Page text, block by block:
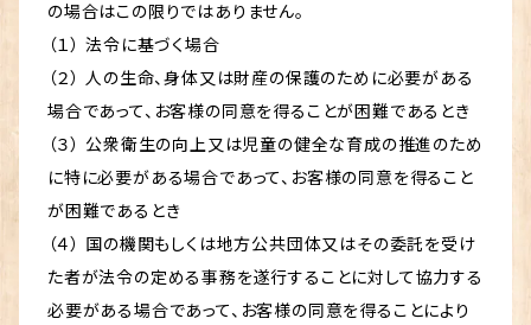
の場合はこの限りではありません。
（１） 法令に基づく場合
（２） 人の生命、身体又は財産の保護のために必要がある
場合であって、お客様の同意を得ることが困難であるとき
（３） 公衆衛生の向上又は児童の健全な育成の推進のため
に特に必要がある場合であって、お客様の同意を得ること
が困難であるとき
（４） 国の機関もしくは地方公共団体又はその委託を受け
た者が法令の定める事務を遂行することに対して協力する
必要がある場合であって、お客様の同意を得ることにより